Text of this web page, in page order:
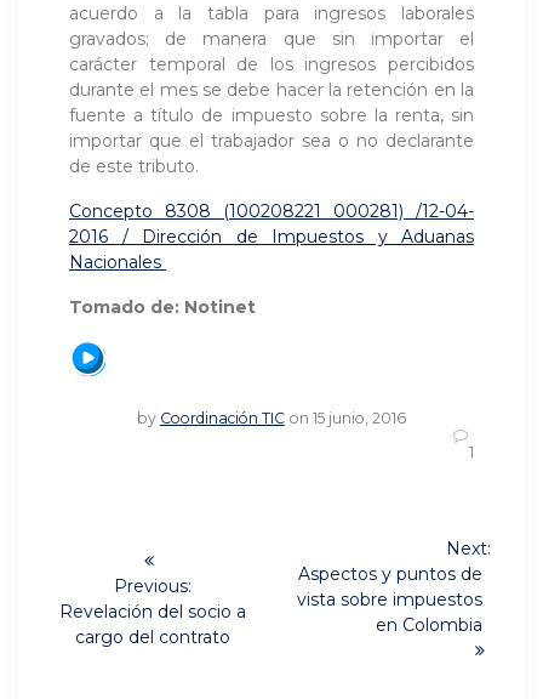
acuerdo a la tabla para ingresos laborales
gravados; de manera que sin importar el
carácter temporal de los ingresos percibidos
durante el mes se debe hacer la retención en la
fuente a título de impuesto sobre la renta, sin
importar que el trabajador sea o no declarante
de este tributo.
Concepto 8308 (100208221 000281) /12-04-
2016 / Dirección de Impuestos y Aduanas
Nacionales
Tomado de: Notinet
by Coordinación TIC on 15 junio, 2016
1
entradas
Previous:
Previous
post:
Revelación del socio a
cargo del contrato
Next:
Next
post:
Aspectos y puntos de
vista sobre impuestos
en Colombia